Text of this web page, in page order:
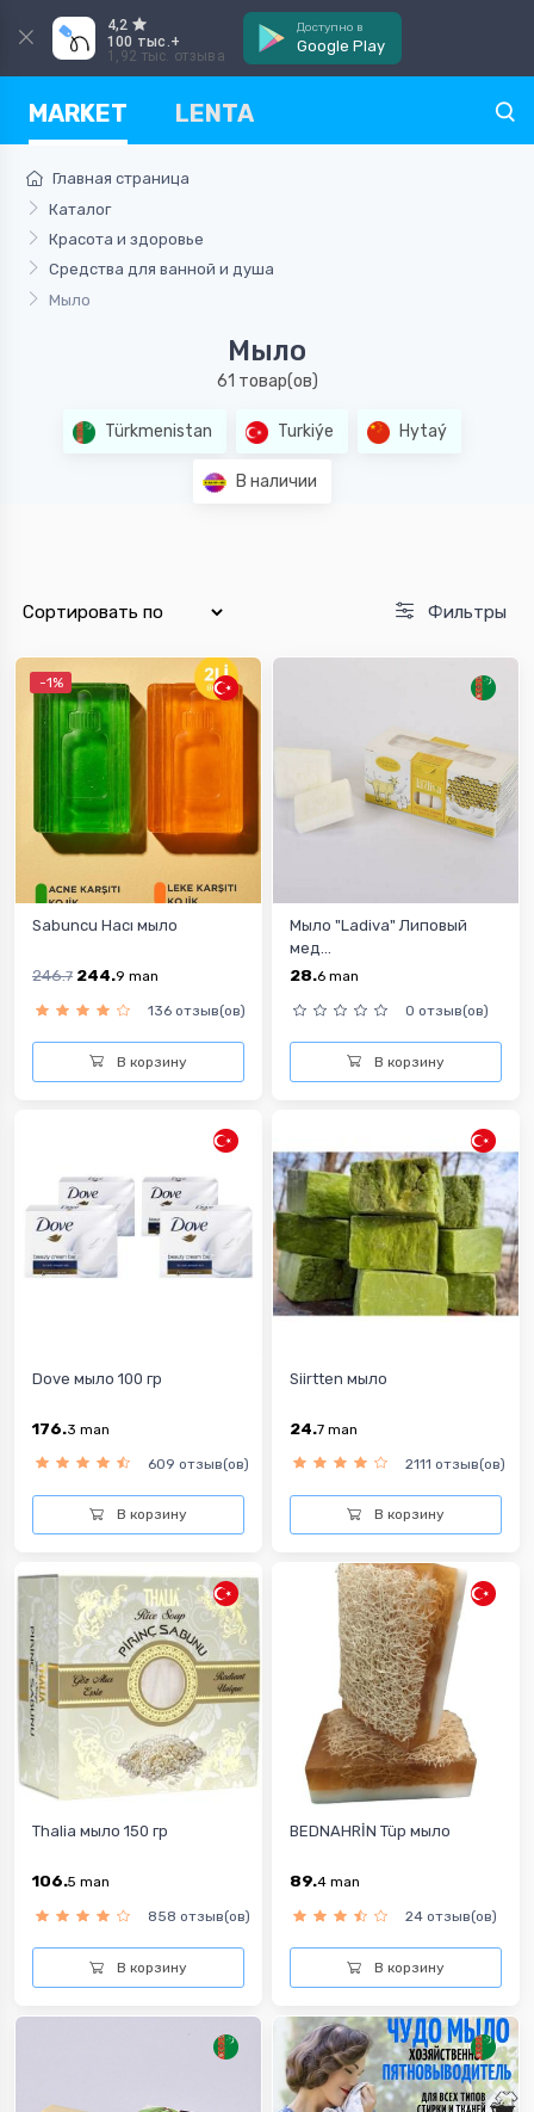
4,2
100 тыс.+
1,92 тыс. отзыва
Доступно в
Google Play
MARKET LENTA
Главная страница
Каталог
Красота и здоровье
Средства для ванной и душа
Мыло
Мыло
61 товар(ов)
Türkmenistan Turkiýe Hytaý
В наличии
Фильтры
-1%
Sabuncu Hacı мыло
246.7 244.9 man
136 отзыв(ов)
В корзину
Мыло "Ladiva" Липовый
мед...
28.6 man
0 отзыв(ов)
В корзину
Dove мыло 100 гр
176.3 man
609 отзыв(ов)
В корзину
Siirtten мыло
24.7 man
2111 отзыв(ов)
В корзину
Thalia мыло 150 гр
106.5 man
858 отзыв(ов)
В корзину
BEDNAHRİN Tüp мыло
89.4 man
24 отзыв(ов)
В корзину